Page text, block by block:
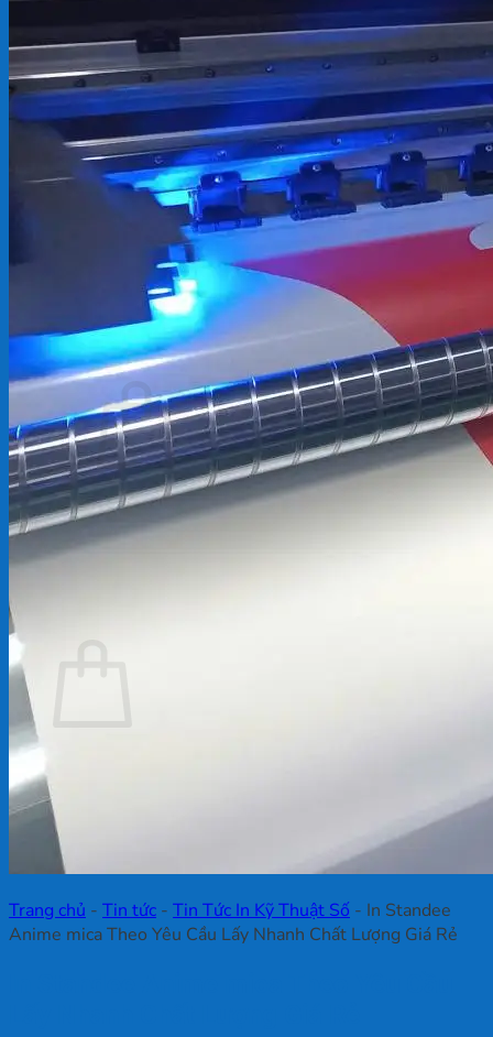
In Tem Nhãn
In Decal
Tin tức
Tin Tức In Kỹ Thuật Số
Tin Tức In UV
Tin tức công ty
Tuyển dụng
Câu hỏi thường gặp
kiếm:
Giỏ hàng /0₫
Chưa có sản phẩm trong giỏ hàng.
Quay trở lại cửa hàng
Quay trở lại cửa hàng
Trang chủ - Tin tức - Tin Tức In Kỹ Thuật Số - In Standee
Anime mica Theo Yêu Cầu Lấy Nhanh Chất Lượng Giá Rẻ